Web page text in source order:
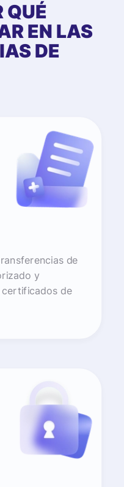
QUÉ
EN LAS
DE
de
y
certificados de